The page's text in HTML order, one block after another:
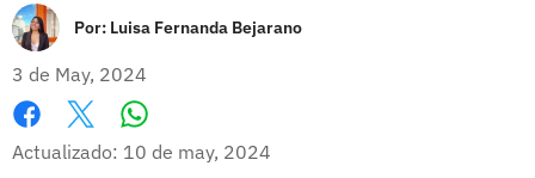
Por: Luisa Fernanda Bejarano
3 de May, 2024
Facebook
X
Actualizado: 10 de may, 2024